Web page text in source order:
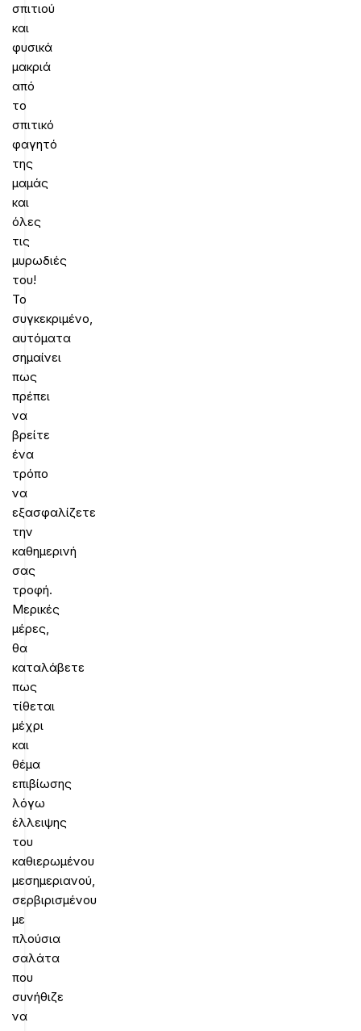
σπιτιού
και
φυσικά
μακριά
από
το
σπιτικό
φαγητό
της
μαμάς
και
όλες
τις
μυρωδιές
του!
Το
συγκεκριμένο,
αυτόματα
σημαίνει
πως
πρέπει
να
βρείτε
ένα
τρόπο
να
εξασφαλίζετε
την
καθημερινή
σας
τροφή.
Μερικές
μέρες,
θα
καταλάβετε
πως
τίθεται
μέχρι
και
θέμα
επιβίωσης
λόγω
έλλειψης
του
καθιερωμένου
μεσημεριανού,
σερβιρισμένου
με
πλούσια
σαλάτα
που
συνήθιζε
να